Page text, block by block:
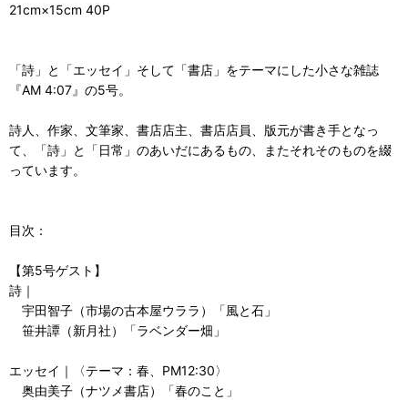
21cm×15cm 40P
「詩」と「エッセイ」そして「書店」をテーマにした小さな雑誌
『AM 4:07』の5号。
詩人、作家、文筆家、書店店主、書店店員、版元が書き手となっ
て、「詩」と「日常」のあいだにあるもの、またそれそのものを綴
っています。
目次：
【第5号ゲスト】
詩｜
宇田智子（市場の古本屋ウララ）「風と石」
笹井譚（新月社）「ラベンダー畑」
エッセイ｜〈テーマ：春、PM12:30〉
奥由美子（ナツメ書店）「春のこと」